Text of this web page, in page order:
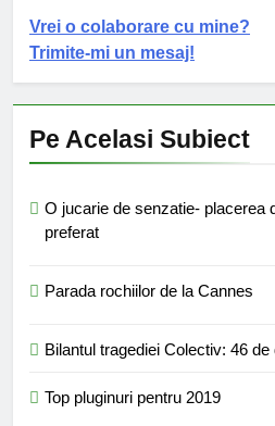
Vrei o colaborare cu mine?
Trimite-mi un mesaj!
Pe Acelasi Subiect
O jucarie de senzatie- placerea
preferat
Parada rochiilor de la Cannes
Bilantul tragediei Colectiv: 46 de
Top pluginuri pentru 2019